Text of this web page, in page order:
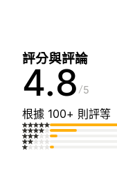
評分與評論
4.8 5
根據 100+ 則評等